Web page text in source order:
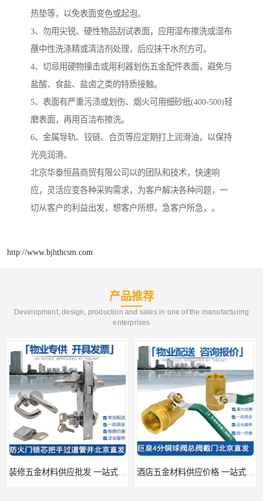
热垫等，以免表面变色或起泡。
3、勿用尖锐、硬性物品刮试表面，应用湿布擦洗或湿布
蘸中性洗涤精或清洁剂处理，后应抹干水剂方可。
4、切忌用硬物撞击或用利器划伤五金配件表面，避免与
盐酸、食盐、盐卤之类的特质接触。
5、表面有严重污渍或划伤、烟火可用细砂纸(400-500)轻
磨表面，再用百洁布擦洗。
6、金属导轨、铰链、合页等应定期打上润滑油，以保持
光亮润滑。
北京华泰恒昌商贸有限公司以的团队和技术，快速响
应，灵活应变各种采购需求，为客户解决各种问题，一
切从客户的利益出发，想客户所想，急客户所急，。
http://www.bjhthcsm.com
产品推荐
Development, design, production and sales in one of the manufacturing
enterprises